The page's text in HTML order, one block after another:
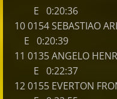
E 0:20:36
10 0154
E 0:20:39
11 0135 ANGELO
E 0:22:37
12 0155 EVERTON